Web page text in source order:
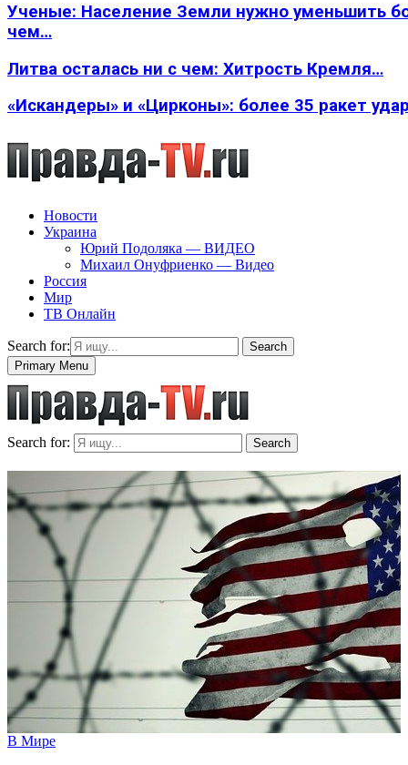
Ученые: Население Земли нужно уменьшить
чем…
Литва осталась ни с чем: Хитрость Кремля…
«Искандеры» и «Цирконы»: более 35 ракет
Новости
Украина
Юрий Подоляка — ВИДЕО
Михаил Онуфриенко — Видео
Россия
Мир
ТВ Онлайн
Search for:
Search
Primary Menu
Search for: Search
В Мире